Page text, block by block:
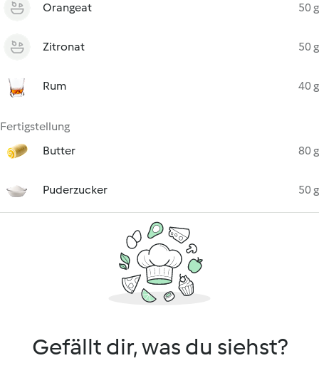
Orangeat 50 g
Zitronat 50 g
Rum 40 g
Fertigstellung
Butter
80 g
Puderzucker 50 g
Gefällt dir, was du siehst?